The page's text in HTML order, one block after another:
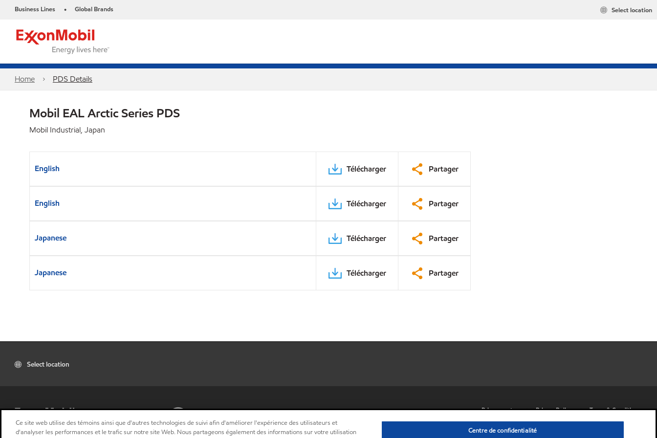
Business Lines • Global Brands Select location
Home PDS Details
Mobil EAL Arctic Series PDS
Mobil Industrial, Japan
English Télécharger Partager
English Télécharger Partager
Japanese Télécharger Partager
Japanese Télécharger Partager
Select location
• Privacy center • Privacy Policy •
Terms & Conditions
© Copyright 2003-2018 Exxon Mobil Corporation. All Rights Reserved.
Ce site web utilise des témoins ainsi que d'autres technologies de suivi afin d'améliorer l'expérience des utilisateurs et
d'analyser les performances et le trafic sur notre site Web. Nous partageons également des informations sur votre utilisation
Centre de confidentialité